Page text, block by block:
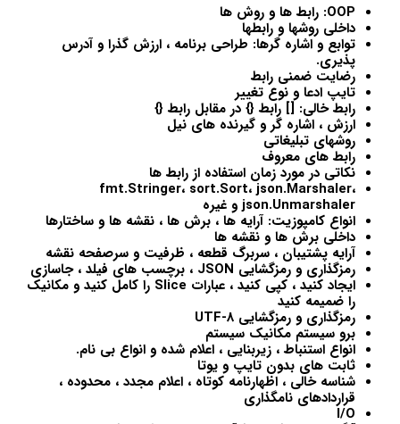
OOP: رابط ها و روش ها
داخلی روشها و رابطها
توابع و اشاره گرها: طراحی برنامه ، ارزش گذرا و آدرس
پذیری.
رضایت ضمنی رابط
تایپ ادعا و نوع تغییر
رابط خالی: [] رابط {} در مقابل رابط {}
ارزش ، اشاره گر و گیرنده های نیل
روشهای تبلیغاتی
رابط های معروف
نکاتی در مورد زمان استفاده از رابط ها
fmt.Stringer، sort.Sort، json.Marshaler،
json.Unmarshaler و غیره
انواع کامپوزیت: آرایه ها ، برش ها ، نقشه ها و ساختارها
داخلی برش ها و نقشه ها
آرایه پشتیبان ، سربرگ قطعه ، ظرفیت و سرصفحه نقشه
رمزگذاری و رمزگشایی JSON ، برچسب های فیلد ، جاسازی
ایجاد کنید ، کپی کنید ، عبارات Slice را کامل کنید و مکانیک
را ضمیمه کنید
رمزگذاری و رمزگشایی UTF-8
برو سیستم مکانیک سیستم
انواع استنباط ، زیربنایی ، اعلام شده و انواع بی نام.
ثابت های بدون تایپ و یوتا
شناسه خالی ، اظهارنامه کوتاه ، اعلام مجدد ، محدوده ،
قراردادهای نامگذاری
I/O